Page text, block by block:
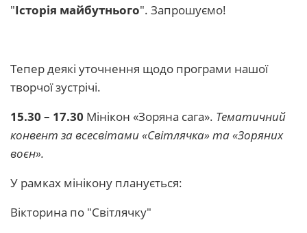
"Історія майбутнього". Запрошуємо!
Тепер деякі уточнення щодо програми нашої
творчої зустрічі.
15.30 – 17.30 Мінікон «Зоряна сага». Тематичний
конвент за всесвітами «Світлячка» та «Зоряниx
воєн».
У рамках мінікону планується:
Вікторина по "Світлячку"